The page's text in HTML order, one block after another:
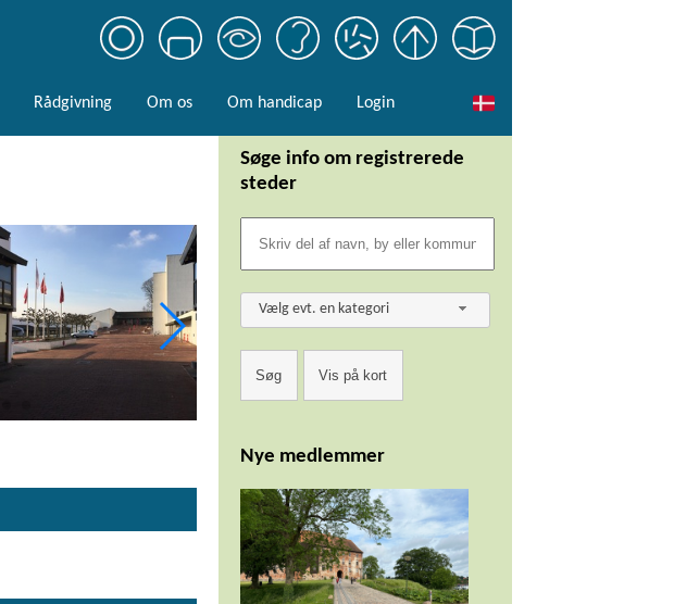
Rådgivning Om os Om handicap Login
Søge info om registrerede
steder
Vælg evt. en kategori
Nye medlemmer